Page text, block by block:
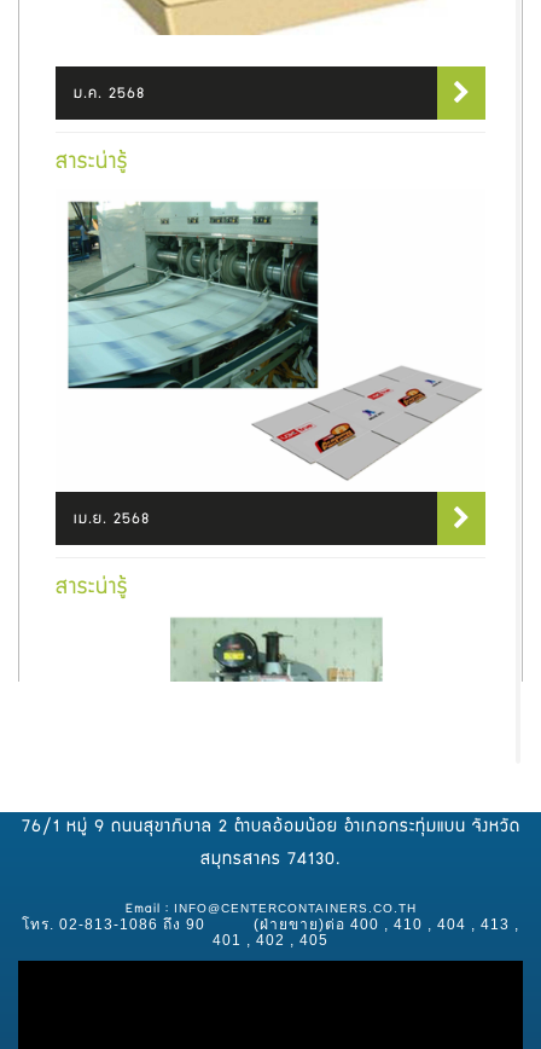
ม.ค. 2568
สาระน่ารู้
เม.ย. 2568
สาระน่ารู้
76/1 หมู่ 9 ถนนสุขาภิบาล 2 ตำบลอ้อมน้อย อำเภอกระทุ่มแบน จังหวัด
สมุทรสาคร 74130.
Email : INFO@CENTERCONTAINERS.CO.TH
โทร. 02-813-1086 ถึง 90 (ฝ่ายขาย)ต่อ 400 , 410 , 404 , 413 ,
401 , 402 , 405